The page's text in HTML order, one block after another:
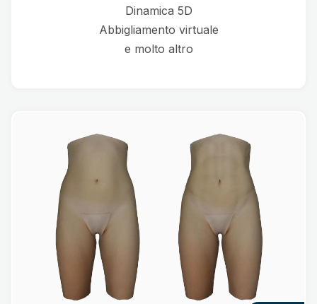
Dinamica 5D
Abbigliamento virtuale
e molto altro